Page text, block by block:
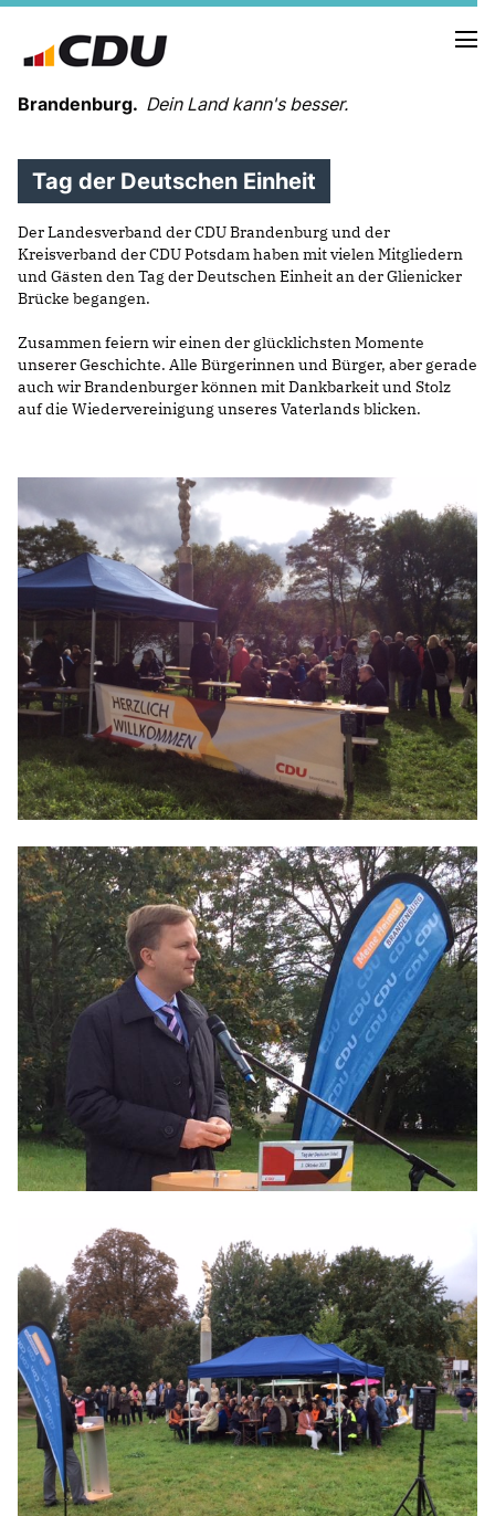
Brandenburg. Dein Land kann's besser.
MELDUNGEN
TERMINE
LANDESVORSTAND
ORGANISATION
KREISVERBÄNDE
VEREINIGUNGEN UND SONDERORGANISATIONEN
LANDESFACHAUSSCHÜSSE
PARTEIGERICHT
IM LANDTAG
IN DER LANDESREGIERUNG
IM BUNDESTAG
IM EUROPÄISCHEN PARLAMENT
NEWSLETTER ABONNIEREN
BILDER
PROGRAMME
WICHTIGE BESCHLÜSSE DER CDU BRANDENBURG
PRESSE
SPENDEN
Mitglied werden
Tag der Deutschen Einheit
Der Landesverband der CDU Brandenburg und der
Kreisverband der CDU Potsdam haben mit vielen Mitgliedern
und Gästen den Tag der Deutschen Einheit an der Glienicker
Brücke begangen.
Zusammen feiern wir einen der glücklichsten Momente
unserer Geschichte. Alle Bürgerinnen und Bürger, aber gerade
auch wir Brandenburger können mit Dankbarkeit und Stolz
auf die Wiedervereinigung unseres Vaterlands blicken.